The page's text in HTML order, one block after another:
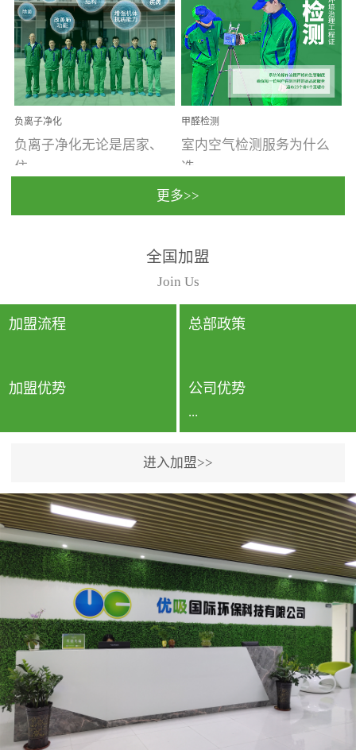
受温度、湿度、基质养
分、通风四个条件影响，
温暖潮湿、营养物质多、
通风缓慢的空间最易滋生
大量霉菌的...
装修完会有甲醛，其实汽
车的甲醛超标问题更为严
重。汽车的空间范围小，
配件、皮具、装饰多，这
些都是汽...
负离子净化
负离子净化无论是居家、
住...
动，人类长时间停留的室
内空间都有整体消毒的需
要。因为空间内人流携带
的、空气...
甲醛检测
室内空气检测服务为什么
选...
行国家规定的标准检测方
法，空气采样量准确，检
测结果可靠，远胜于其他
检测...
更多>>
全国加盟
Join Us
加盟流程 总部政策
加盟优势 公司优势
...
专利保护优势、双甲资质
企业（“室内环境净化治理
甲级施工资质”“室内环境
污染治理资质等级证
书”）、拥有多名高级《环
境工程高级工程师》室内
空气治理资格认证的治理
人员、掌握室内空气净化
治理实用技术和五项专利
技术、八项计算机软件著
作权登记证书等。研发实
进入加盟>>